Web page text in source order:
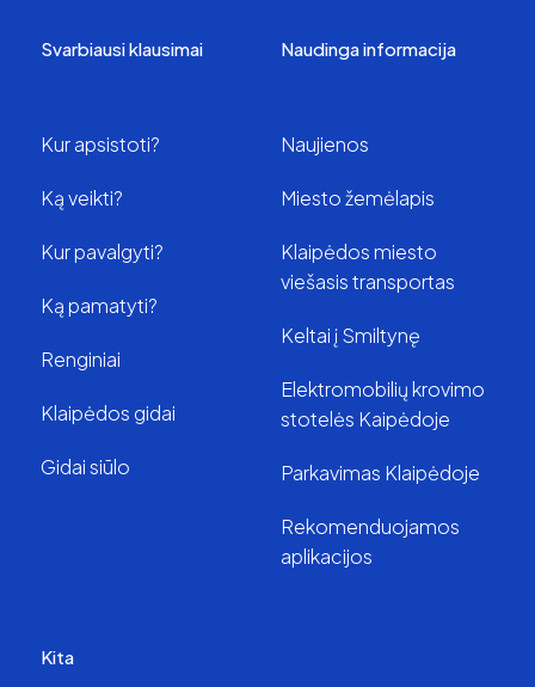
Svarbiausi klausimai
Kur apsistoti?
Ką veikti?
Kur pavalgyti?
Ką pamatyti?
Renginiai
Klaipėdos gidai
Gidai siūlo
Naudinga informacija
Naujienos
Miesto žemėlapis
Klaipėdos miesto
viešasis transportas
Keltai į Smiltynę
Elektromobilių krovimo
stotelės Kaipėdoje
Parkavimas Klaipėdoje
Rekomenduojamos
aplikacijos
Kita